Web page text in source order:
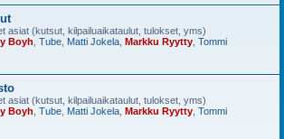
asiat (kutsut, kilpailuaikataulut, tulokset, yms)
Boyh Tube Matti Jokela Markku Ryytty Tommi
asiat (kutsut, kilpailuaikataulut, tulokset, yms)
Boyh Tube Matti Jokela Markku Ryytty Tommi